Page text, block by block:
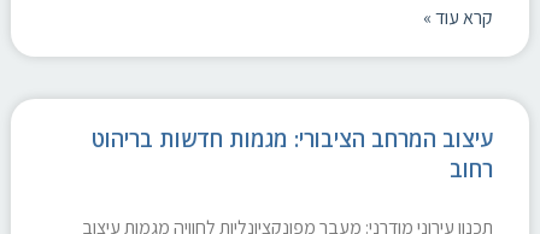
קרא עוד »
עיצוב המרחב הציבורי: מגמות חדשות בריהוט
רחוב
תכנון עירוני מודרני: מעבר מפונקציונליות לחוויה מגמות עיצוב